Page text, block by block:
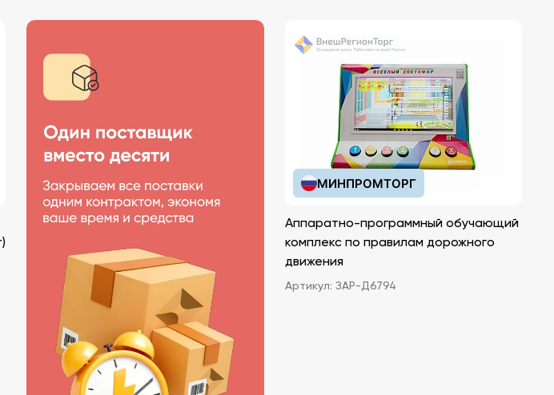
МИНПРОМТОРГ
Аппаратно-программный обучающий
комплекс по правилам дорожного
движения
Артикул: ЗАР-Д6794